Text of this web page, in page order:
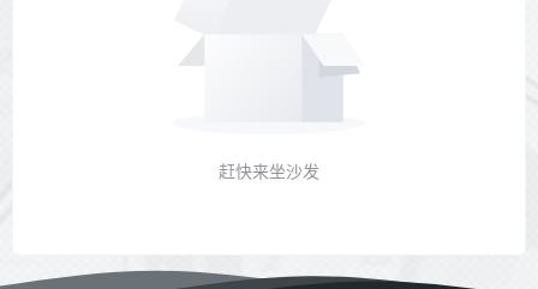
赶快来坐沙发